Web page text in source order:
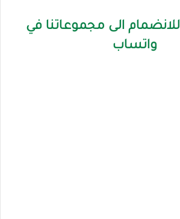
الى مجموعاتنا في
واتساب